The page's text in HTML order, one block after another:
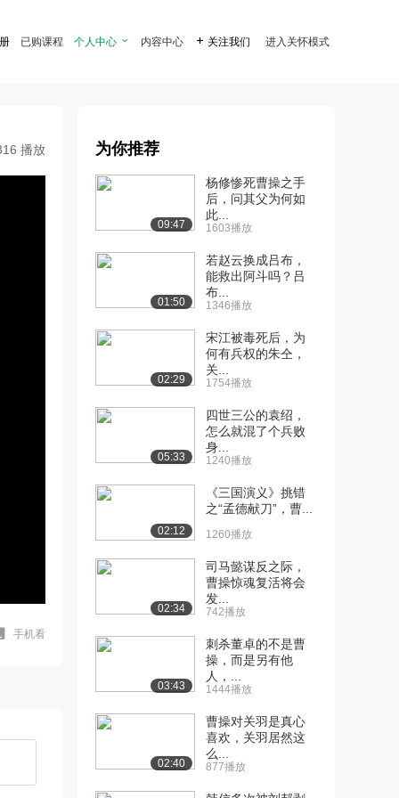
已购课程 个人中心  内容中心  关注我们 进入关怀模式
播放
手机看
为你推荐
09:47
杨修惨死曹操之手
后，问其父为何如
此...
1603播放
01:50
若赵云换成吕布，
能救出阿斗吗？吕
布...
1346播放
02:29
宋江被毒死后，为
何有兵权的朱仝，
关...
1754播放
05:33
四世三公的袁绍，
怎么就混了个兵败
身...
1240播放
02:12
《三国演义》挑错
之“孟德献刀”，曹...
1260播放
02:34
司马懿谋反之际，
曹操惊魂复活将会
发...
742播放
03:43
刺杀董卓的不是曹
操，而是另有他
人，...
1444播放
02:40
曹操对关羽是真心
喜欢，关羽居然这
么...
877播放